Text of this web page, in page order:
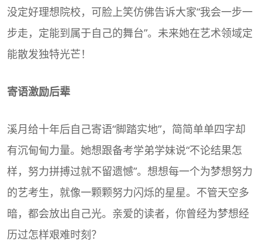
没定好理想院校，可脸上笑仿佛告诉大家“我会一步一
步走，定能到属于自己的舞台”。未来她在艺术领域定
能散发独特光芒！
寄语激励后辈
溪月给十年后自己寄语“脚踏实地”，简简单单四字却
有沉甸甸力量。她想跟备考学弟学妹说“不论结果怎
样，努力拼搏过就不留遗憾”。想想每一个为梦想努力
的艺考生，就像一颗颗努力闪烁的星星。不管天空多
暗，都会放出自己光。亲爱的读者，你曾经为梦想经
历过怎样艰难时刻？